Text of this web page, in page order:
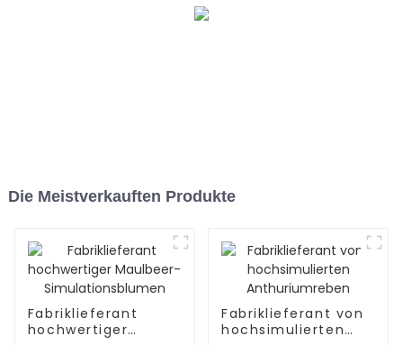
Die Meistverkauften Produkte
Fabriklieferant
hochwertiger
Fabriklieferant von
hochsimulierten